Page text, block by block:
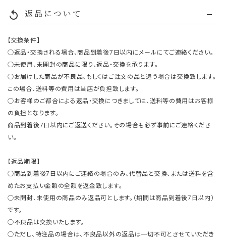
replay 返品について
【交換条件】
○返品・交換される場合、商品到着後7日以内にメールにてご連絡ください。
○未使用、未開封の商品に限り、返品・交換を承ります。
○お届けした商品が不良品、もしくはご注文の品と違う場合は交換致します。
この場合、送料等の費用は当店が負担致します。
○お客様のご都合による返品・交換につきましては、送料等の費用はお客様
の負担となります。
商品到着後7日以内にご返送ください。その場合も必ず事前にご連絡くださ
い。
【返品期限】
○商品到着後7日以内にご連絡の場合のみ、代替品と交換、または送料を含
めたお支払い金額の全額を返金致します。
○未開封、未使用の商品のみ返品可とします。（期間は商品到着後7日以内）
です。
○不良品は交換いたします。
○ただし、特注品の場合は、不良品以外の返品は一切不可とさせていただき